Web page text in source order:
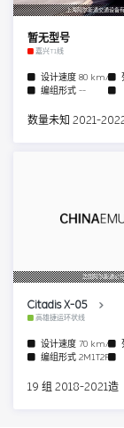
上海阿尔斯通交通设备
暂无型号
嘉兴T1线
设计速度 80 km/h
编组形式 --
数量未知 2021-
法国阿尔斯通公司
Citadis X-05
高雄捷运环状线
设计速度 70 km/h
编组形式 2M1T2F
19 组 2018-2021造